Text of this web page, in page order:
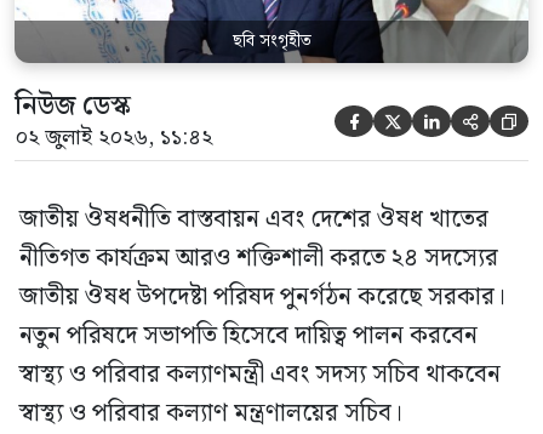
ছবি সংগৃহীত
নিউজ ডেস্ক
০২ জুলাই ২০২৬, ১১:৪২     
জাতীয় ঔষধনীতি বাস্তবায়ন এবং দেশের ঔষধ খাতের
নীতিগত কার্যক্রম আরও শক্তিশালী করতে ২৪ সদস্যের
জাতীয় ঔষধ উপদেষ্টা পরিষদ পুনর্গঠন করেছে সরকার।
নতুন পরিষদে সভাপতি হিসেবে দায়িত্ব পালন করবেন
স্বাস্থ্য ও পরিবার কল্যাণমন্ত্রী এবং সদস্য সচিব থাকবেন
স্বাস্থ্য ও পরিবার কল্যাণ মন্ত্রণালয়ের সচিব।